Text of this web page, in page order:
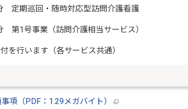
定期巡回・随時対応型訪問介護看護
第1号事業（訪問介護相当サービス）
を行います（各サービス共通）
項（PDF：1.29メガバイト）